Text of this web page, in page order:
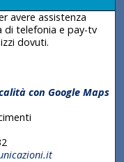
avere assistenza
di telefonia e pay-tv
dovuti.
con Google Maps